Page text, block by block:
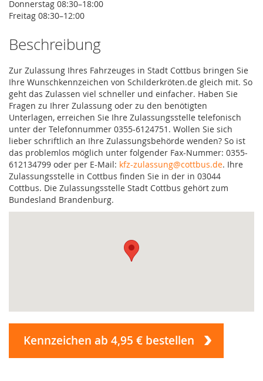
Donnerstag 08:30–18:00
Freitag 08:30–12:00
Beschreibung
Zur Zulassung Ihres Fahrzeuges in Stadt Cottbus bringen Sie
Ihre Wunschkennzeichen von Schilderkröten.de gleich mit. So
geht das Zulassen viel schneller und einfacher. Haben Sie
Fragen zu Ihrer Zulassung oder zu den benötigten
Unterlagen, erreichen Sie Ihre Zulassungsstelle telefonisch
unter der Telefonnummer 0355-6124751. Wollen Sie sich
lieber schriftlich an Ihre Zulassungsbehörde wenden? So ist
das problemlos möglich unter folgender Fax-Nummer: 0355-
612134799 oder per E-Mail: kfz-zulassung@cottbus.de. Ihre
Zulassungsstelle in Cottbus finden Sie in der in 03044
Cottbus. Die Zulassungsstelle Stadt Cottbus gehört zum
Bundesland Brandenburg.
Kennzeichen ab 4,95 € bestellen